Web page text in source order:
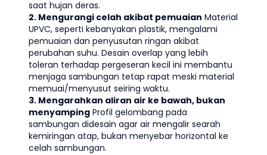
saat hujan deras.
2. Mengurangi celah akibat pemuaian Material
UPVC, seperti kebanyakan plastik, mengalami
pemuaian dan penyusutan ringan akibat
perubahan suhu. Desain overlap yang lebih
toleran terhadap pergeseran kecil ini membantu
menjaga sambungan tetap rapat meski material
memuai/menyusut seiring waktu.
3. Mengarahkan aliran air ke bawah, bukan
menyamping Profil gelombang pada
sambungan didesain agar air mengalir searah
kemiringan atap, bukan menyebar horizontal ke
celah sambungan.